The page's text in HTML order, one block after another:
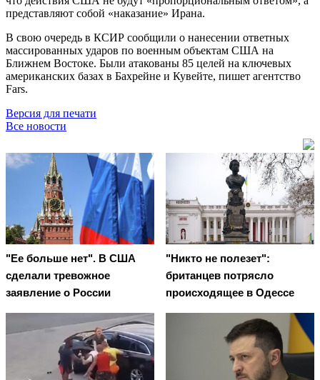
представляют собой «наказание» Ирана.
В свою очередь в КСИР сообщили о нанесении ответных
массированных ударов по военным объектам США на
Ближнем Востоке. Были атакованы 85 целей на ключевых
американских базах в Бахрейне и Кувейте, пишет агентство
Fars.
Версия для печати
Все новости
"Ее больше нет". В США
сделали тревожное
заявление о России
"Никто не полезет":
британцев потрясло
происходящее в Одессе